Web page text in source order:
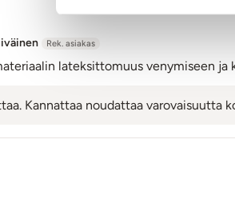
Rek. asiakas
lateksittomuus venymiseen ja
Kannattaa noudattaa varovaisuutta